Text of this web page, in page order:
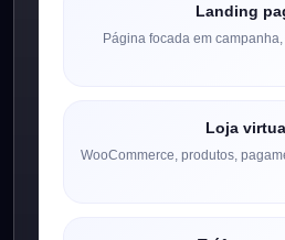
Landing
Página focada em
Loja
WooCommerce, produtos,